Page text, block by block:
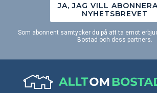
JA, JAG VILL
NYHETSBREVET
Som abonnent samtycker du på att ta emot
Bostad och dess partners.